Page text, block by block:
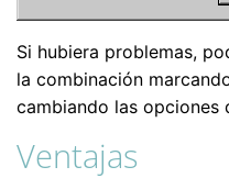
Si hubiera problemas,
la combinación
cambiando las opciones
Ventajas